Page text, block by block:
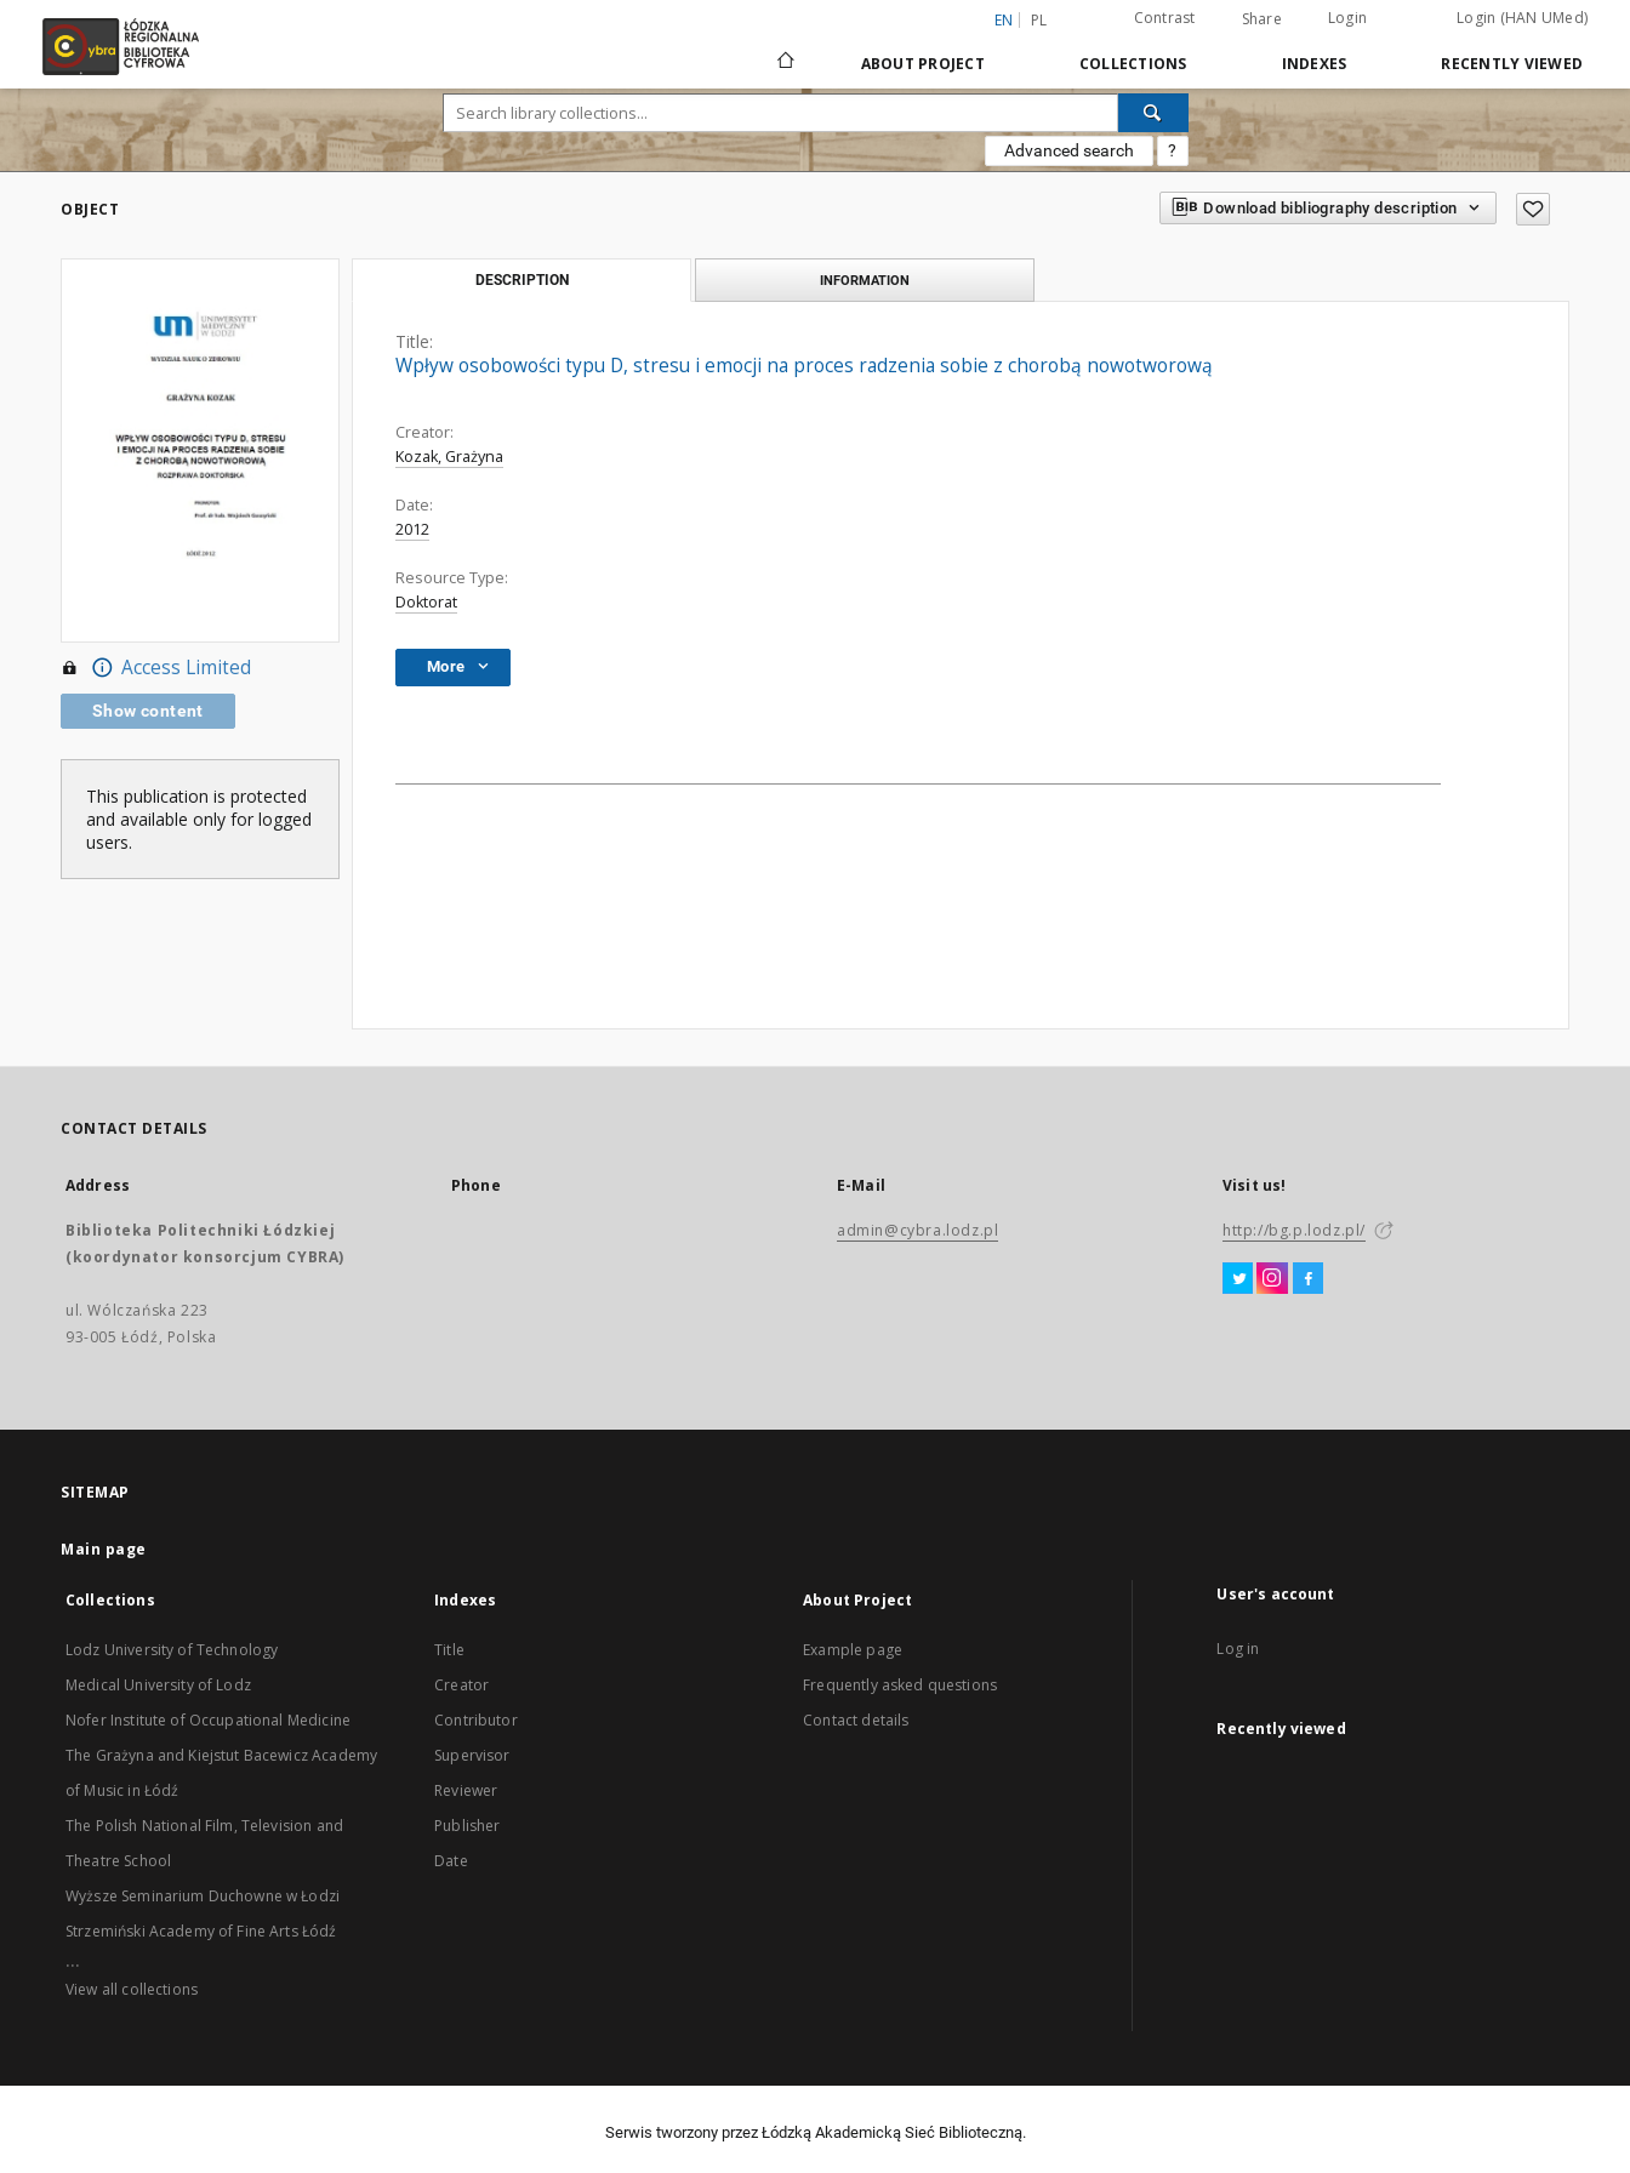
EN PL Contrast Share Login Login (HAN UMed)
ABOUT PROJECT COLLECTIONS INDEXES RECENTLY VIEWED
Advanced search ?
OBJECT Download bibliography description
Access Limited
Show content
This publication is protected
and available only for logged
users.
DESCRIPTION INFORMATION
Title:
Wpływ osobowości typu D, stresu i emocji na proces radzenia sobie z chorobą nowotworową
Creator:
Kozak, Grażyna
Date:
2012
Resource Type:
Doktorat
More
CONTACT DETAILS
Address
Biblioteka Politechniki Łódzkiej
(koordynator konsorcjum CYBRA)
ul. Wólczańska 223
93-005 Łódź, Polska
Phone E-Mail
admin@cybra.lodz.pl
Visit us!
http://bg.p.lodz.pl/
SITEMAP
Main page
Collections
Lodz University of Technology
Medical University of Lodz
Nofer Institute of Occupational Medicine
The Grażyna and Kiejstut Bacewicz Academy
of Music in Łódź
The Polish National Film, Television and
Theatre School
Wyższe Seminarium Duchowne w Łodzi
Strzemiński Academy of Fine Arts Łódź
...
View all collections
Indexes
Title
Creator
Contributor
Supervisor
Reviewer
Publisher
Date
About Project
Example page
Frequently asked questions
Contact details
User's account
Log in
Recently viewed
Serwis tworzony przez Łódzką Akademicką Sieć Biblioteczną.